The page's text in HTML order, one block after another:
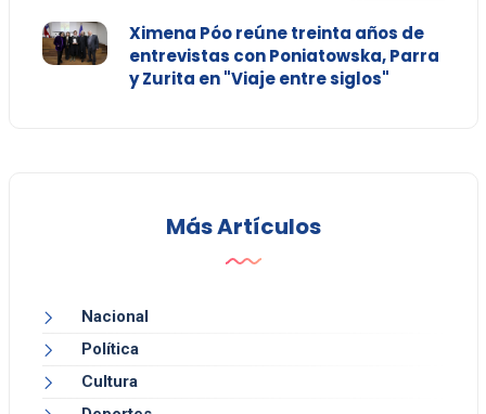
Ximena Póo reúne treinta años de
entrevistas con Poniatowska, Parra
y Zurita en "Viaje entre siglos"
Más Artículos
Nacional
Política
Cultura